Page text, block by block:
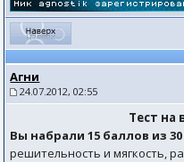
Агни
24.07.2012, 02:55
Тест на
Вы набрали 15 баллов из 30
решительность и мягкость,